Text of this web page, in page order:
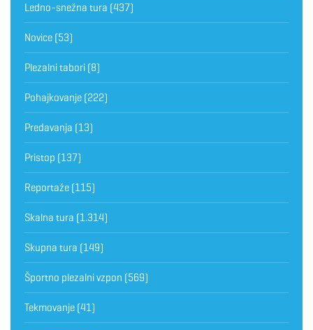
Ledno-snežna tura (437)
Novice (53)
Plezalni tabori (8)
Pohajkovanje (222)
Predavanja (13)
Pristop (137)
Reportaže (115)
Skalna tura (1.314)
Skupna tura (149)
Športno plezalni vzpon (569)
Tekmovanje (41)